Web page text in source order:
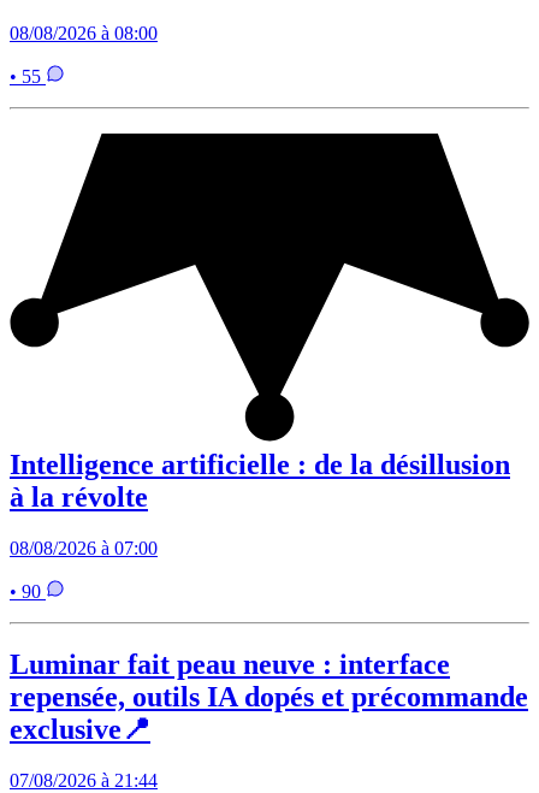
08/08/2026 à 08:00
• 55
Intelligence artificielle : de la désillusion
à la révolte
08/08/2026 à 07:00
• 90
Luminar fait peau neuve : interface
repensée, outils IA dopés et précommande
exclusive📍
07/08/2026 à 21:44